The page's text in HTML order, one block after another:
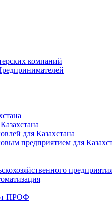
компаний
для Казахстана
предприятием для
ПРОФ